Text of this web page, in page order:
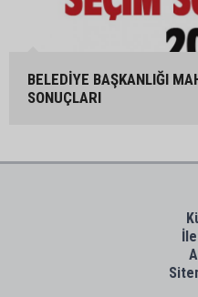
BELEDİYE BAŞKANLIĞI
SONUÇLARI